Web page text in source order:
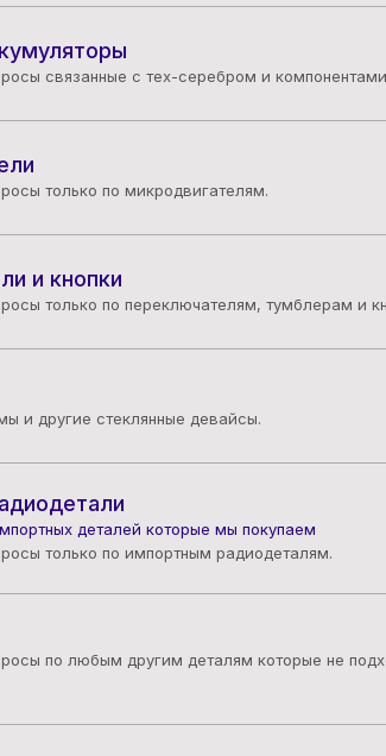
связанные с тех-серебром и
только по микродвигателям.
и кнопки
только по переключателям, тумблерам и
и другие стеклянные девайсы.
деталей которые мы покупаем
только по импортным радиодеталям.
по любым другим деталям которые не